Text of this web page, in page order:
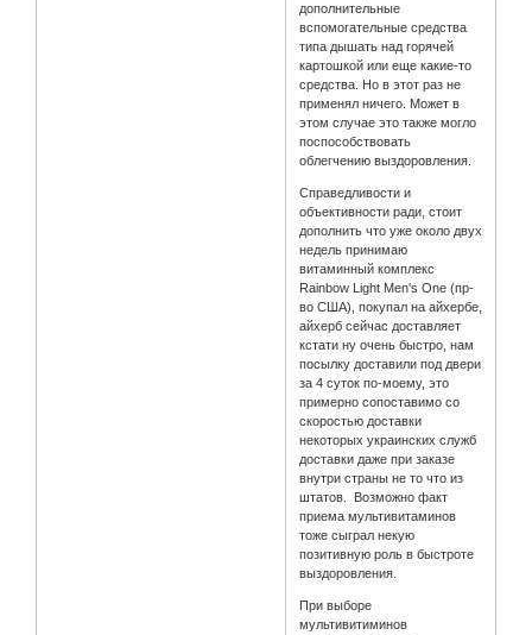
дополнительные
вспомогательные средства
типа дышать над горячей
картошкой или еще какие-то
средства. Но в этот раз не
применял ничего. Может в
этом случае это также могло
поспособствовать
облегчению выздоровления.
Справедливости и
объективности ради, стоит
дополнить что уже около двух
недель принимаю
витаминный комплекс
Rainbow Light Men's One (пр-
во США), покупал на айхербе,
айхерб сейчас доставляет
кстати ну очень быстро, нам
посылку доставили под двери
за 4 суток по-моему, это
примерно сопоставимо со
скоростью доставки
некоторых украинских служб
доставки даже при заказе
внутри страны не то что из
штатов. Возможно факт
приема мультивитаминов
тоже сыграл некую
позитивную роль в быстроте
выздоровления.
При выборе
мультивитиминов